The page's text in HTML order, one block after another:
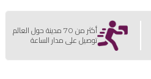
أكثر من 70 مدينة حول العالم
توصيل على مدار الساعة